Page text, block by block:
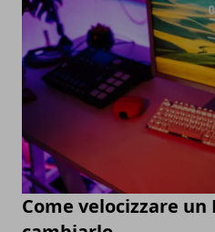
Come velocizzare